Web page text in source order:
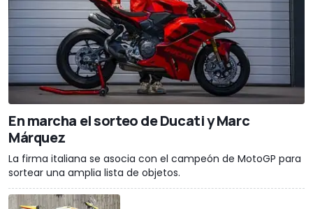
En marcha el sorteo de Ducati y Marc
Márquez
La firma italiana se asocia con el campeón de MotoGP para
sortear una amplia lista de objetos.